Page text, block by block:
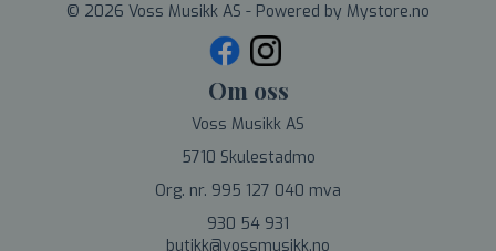
© 2026 Voss Musikk AS - Powered by Mystore.no
Om oss
Voss Musikk AS
5710 Skulestadmo
Org. nr. 995 127 040 mva
930 54 931
butikk@vossmusikk.no